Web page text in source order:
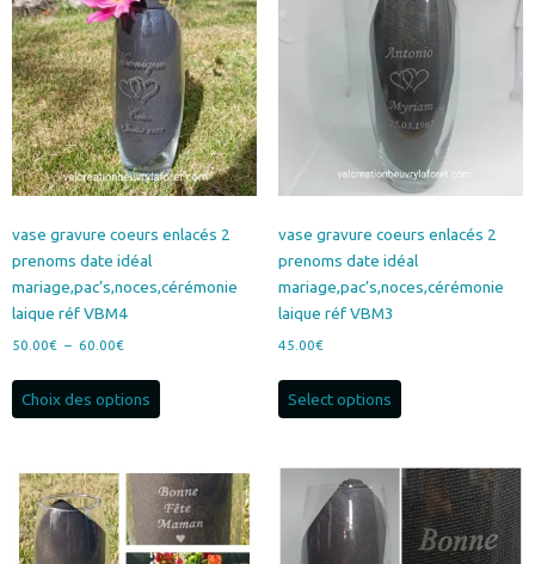
peuvent
être
choisies
sur
page
du
produit
options
peuvent
être
choisies
sur
la
page
du
produit
vase gravure coeurs enlacés 2
prenoms date idéal
mariage,pac’s,noces,cérémonie
laique réf VBM4
50.00€ – 60.00€
50.00€
Choix des options
variations.
Les
options
peuvent
vase gravure coeurs enlacés 2
prenoms date idéal
mariage,pac’s,noces,cérémonie
laique réf VBM3
45.00€
Select options